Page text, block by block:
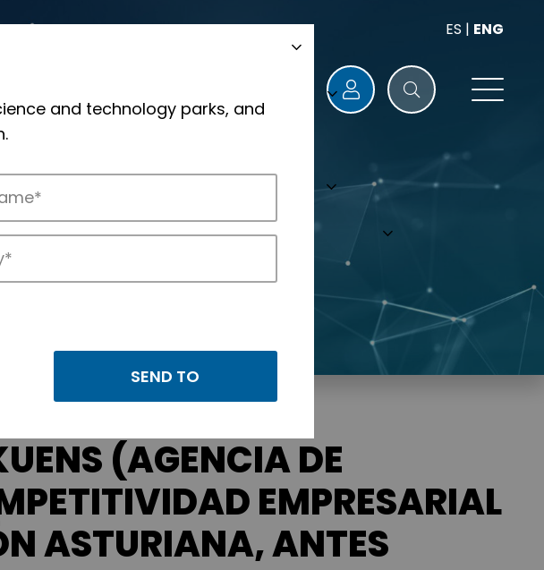
ES | ENG
(AGENCIA DE
EMPRESARIAL
ASTURIANA, ANTES
and technology parks, and